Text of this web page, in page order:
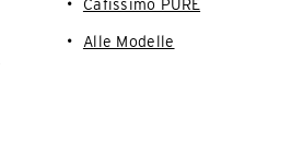
Cafissimo PURE
Alle Modelle